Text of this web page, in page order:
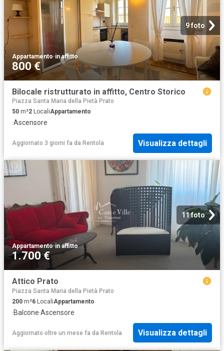
9 foto
Appartamento·in affitto
800 €
Bilocale ristrutturato in affitto, Centro Storico
Piazza Santa Maria della Pietà Prato
50 m²2 LocaliAppartamento
·Ascensore
Aggiornato 3 giorni fa da Rentola Visualizza dettagli
11 foto
Appartamento·in affitto
1.700 €
Attico Prato
Piazza Santa Maria della Pietà Prato
200 m²6 LocaliAppartamento
·Balcone·Ascensore
Aggiornato oltre un mese fa da Rentola Visualizza dettagli